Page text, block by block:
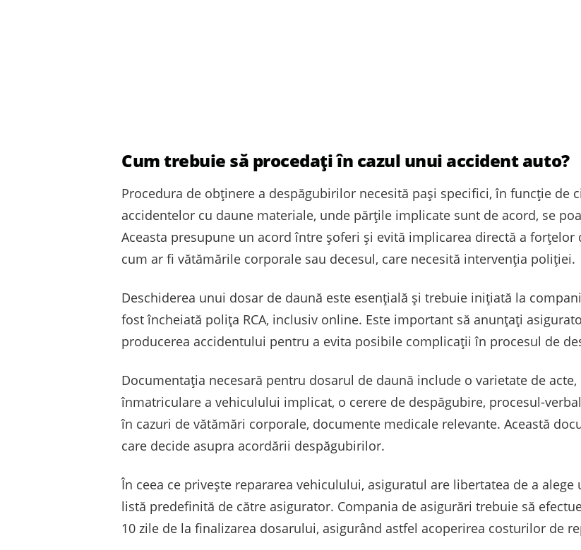
Cum trebuie să procedați în cazul unui accident auto?
Procedura de obținere a despăgubirilor necesită pași specifici, în funcție de
accidentelor cu daune materiale, unde părțile implicate sunt de acord, se
Aceasta presupune un acord între șoferi și evită implicarea directă a
cum ar fi vătămările corporale sau decesul, care necesită intervenția poliției.
Deschiderea unui dosar de daună este esențială și trebuie inițiată la
fost încheiată polița RCA, inclusiv online. Este important să anunțați
producerea accidentului pentru a evita posibile complicații în procesul de
Documentația necesară pentru dosarul de daună include o varietate de
înmatriculare a vehiculului implicat, o cerere de despăgubire, procesul-
în cazuri de vătămări corporale, documente medicale relevante. Această
care decide asupra acordării despăgubirilor.
În ceea ce privește repararea vehiculului, asiguratul are libertatea de a
listă predefinită de către asigurator. Compania de asigurări trebuie să
10 zile de la finalizarea dosarului, asigurând astfel acoperirea costurilor de